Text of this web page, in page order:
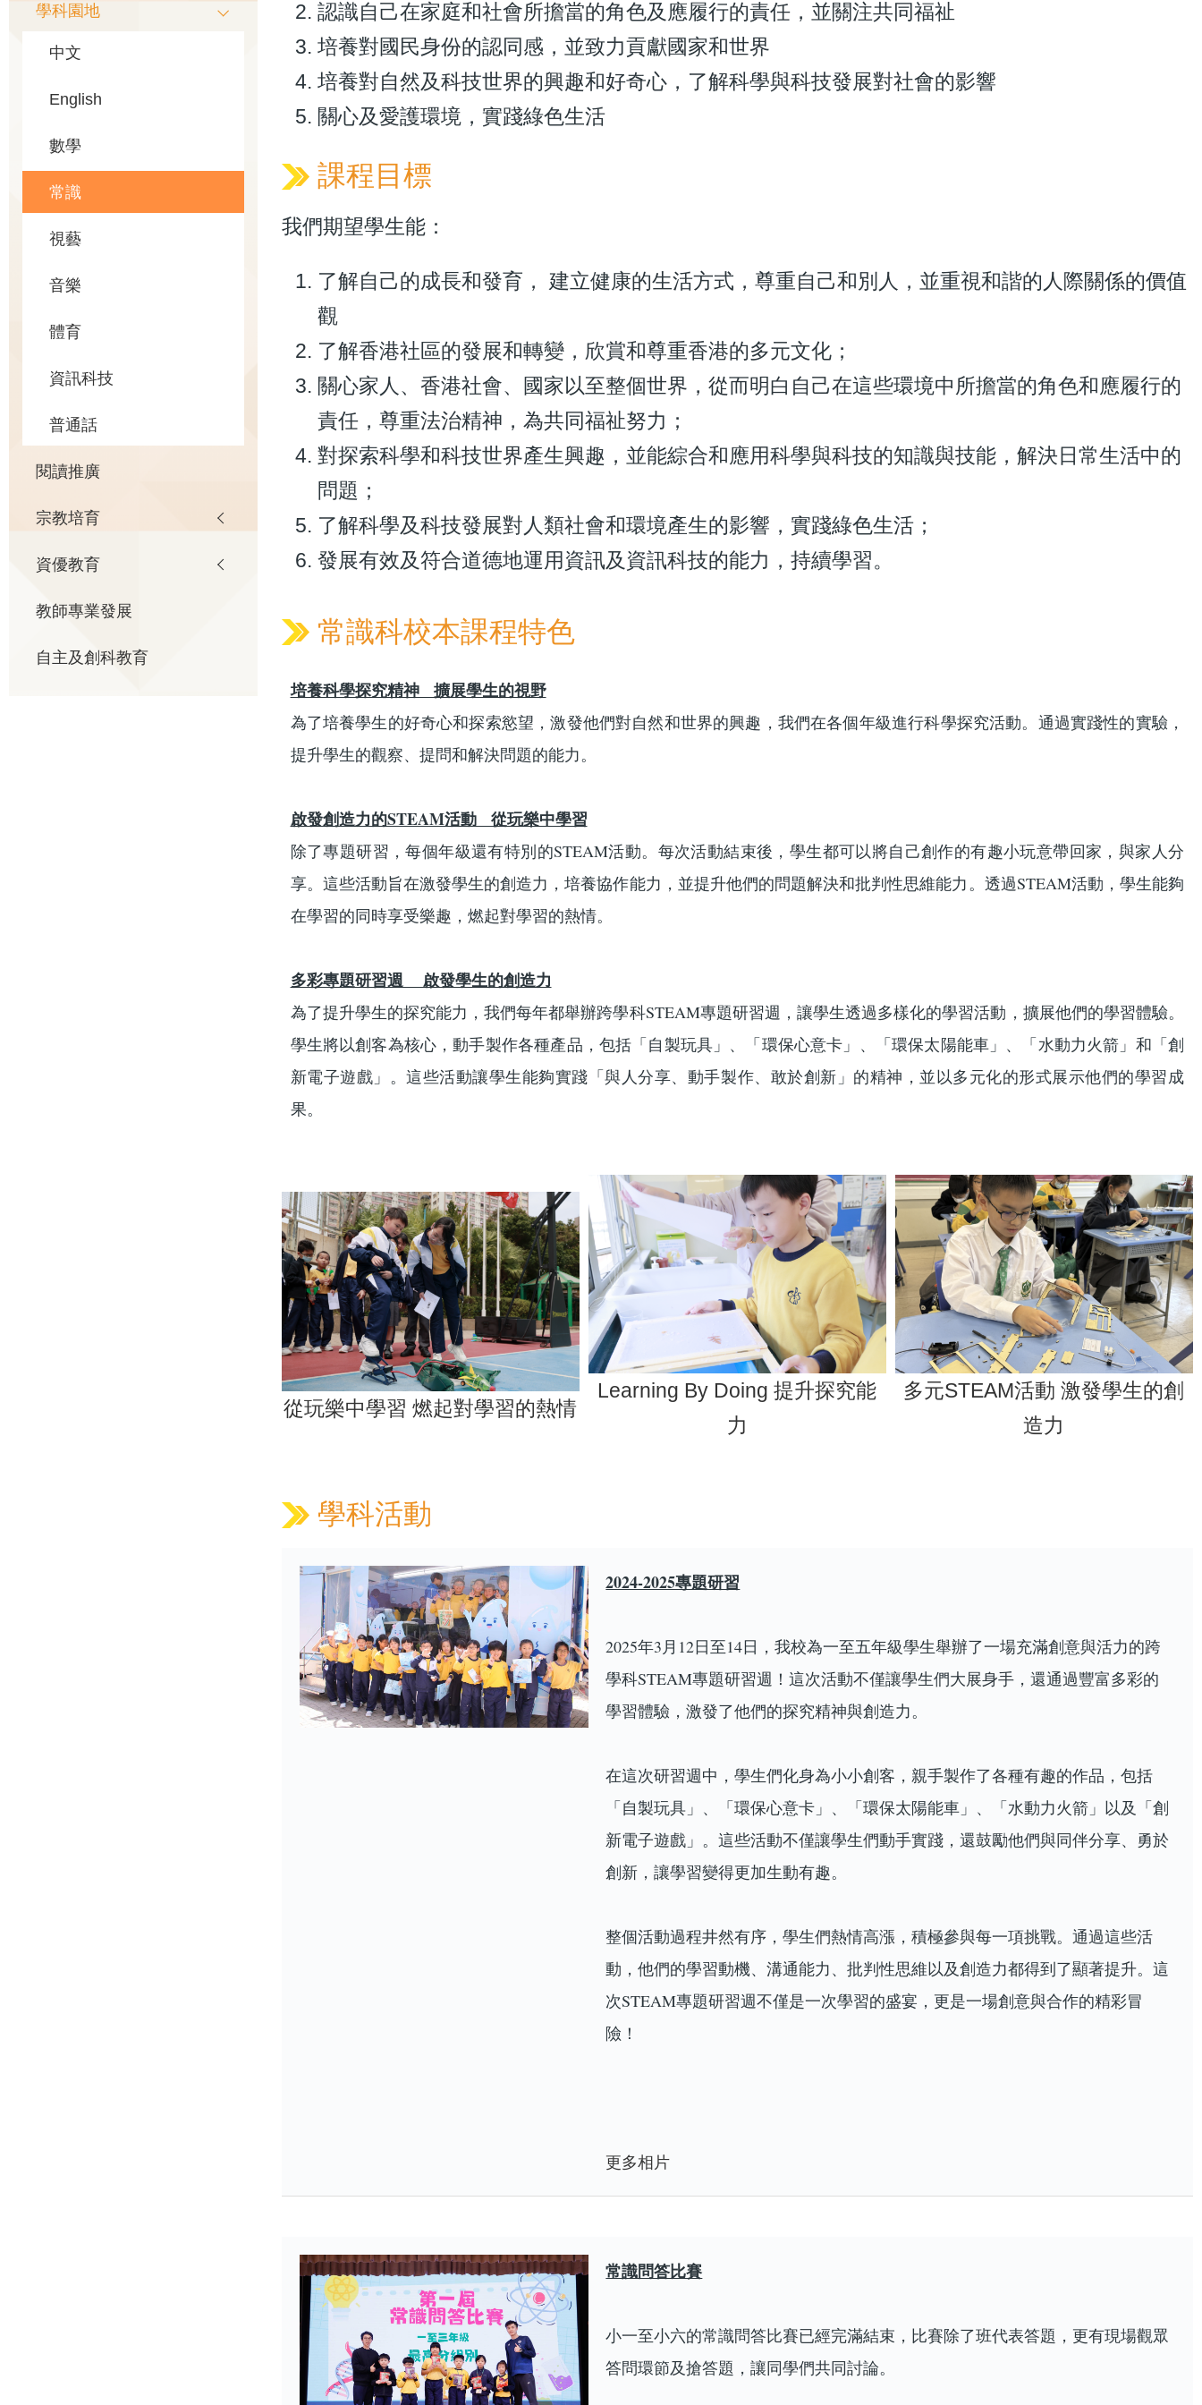
認識自己在家庭和社會所擔當的角色及應履行的責任，並關注共同福祉
培養對國民身份的認同感，並致力貢獻國家和世界
培養對自然及科技世界的興趣和好奇心，了解科學與科技發展對社會的影響
關心及愛護環境，實踐綠色生活
課程目標
我們期望學生能：
了解自己的成長和發育， 建立健康的生活方式，尊重自己和別人，並重視和諧的人際關係的價值
觀
了解香港社區的發展和轉變，欣賞和尊重香港的多元文化；
關心家人、香港社會、國家以至整個世界，從而明白自己在這些環境中所擔當的角色和應履行的
責任，尊重法治精神，為共同福祉努力；
對探索科學和科技世界產生興趣，並能綜合和應用科學與科技的知識與技能，解決日常生活中的
問題；
了解科學及科技發展對人類社會和環境產生的影響，實踐綠色生活；
發展有效及符合道德地運用資訊及資訊科技的能力，持續學習。
常識科校本課程特色
培養科學探究精神 擴展學生的視野
為了培養學生的好奇心和探索慾望，激發他們對自然和世界的興趣，我們在各個年級進行科學探究活動。通過實踐性的實驗，
提升學生的觀察、提問和解決問題的能力。
啟發創造力的STEAM活動 從玩樂中學習
除了專題研習，每個年級還有特別的STEAM活動。每次活動結束後，學生都可以將自己創作的有趣小玩意帶回家，與家人分
享。這些活動旨在激發學生的創造力，培養協作能力，並提升他們的問題解決和批判性思維能力。透過STEAM活動，學生能夠
在學習的同時享受樂趣，燃起對學習的熱情。
多彩專題研習週 啟發學生的創造力
為了提升學生的探究能力，我們每年都舉辦跨學科STEAM專題研習週，讓學生透過多樣化的學習活動，擴展他們的學習體驗。
學生將以創客為核心，動手製作各種產品，包括「自製玩具」、「環保心意卡」、「環保太陽能車」、「水動力火箭」和「創
新電子遊戲」。這些活動讓學生能夠實踐「與人分享、動手製作、敢於創新」的精神，並以多元化的形式展示他們的學習成
果。
從玩樂中學習 燃起對學習的熱情
Learning By Doing 提升探究能
力
多元STEAM活動 激發學生的創
造力
學科活動
2024-2025專題研習
2025年3月12日至14日，我校為一至五年級學生舉辦了一場充滿創意與活力的跨
學科STEAM專題研習週！這次活動不僅讓學生們大展身手，還通過豐富多彩的
學習體驗，激發了他們的探究精神與創造力。
在這次研習週中，學生們化身為小小創客，親手製作了各種有趣的作品，包括
「自製玩具」、「環保心意卡」、「環保太陽能車」、「水動力火箭」以及「創
新電子遊戲」。這些活動不僅讓學生們動手實踐，還鼓勵他們與同伴分享、勇於
創新，讓學習變得更加生動有趣。
整個活動過程井然有序，學生們熱情高漲，積極參與每一項挑戰。通過這些活
動，他們的學習動機、溝通能力、批判性思維以及創造力都得到了顯著提升。這
次STEAM專題研習週不僅是一次學習的盛宴，更是一場創意與合作的精彩冒
險！
更多相片
常識問答比賽
小一至小六的常識問答比賽已經完滿結束，比賽除了班代表答題，更有現場觀眾
答問環節及搶答題，讓同學們共同討論。
學科園地
中文
English
數學
常識
視藝
音樂
體育
資訊科技
普通話
閱讀推廣
宗教培育
資優教育
教師專業發展
自主及創科教育